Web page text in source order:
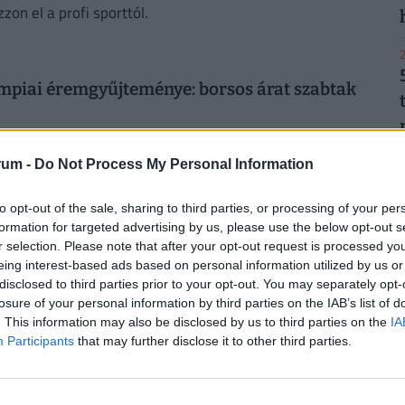
- Do Not Process My Personal Information
opt-out of the sale, sharing to third parties, or processing of your
for targeted advertising by us, please use the below opt-out
selection. Please note that after your opt-out request is processed
interest-based ads based on personal information utilized by us
to third parties prior to your opt-out. You may separately
of your personal information by third parties on the IAB’s list of
This information may also be disclosed by us to third parties on the
Participants that may further disclose it to other third parties.
el a profi sporttól.
éremgyűjteménye: borsos árat szabtak
fiai úgy döntöttek, hogy eladják édesanyjuk
iskolázta le a sztárokat, övé az új vébérekord
pályás vébén: a 800 méteres síkfutást nyerte meg,
Darnyi Tamás: erről még soha nem beszélt